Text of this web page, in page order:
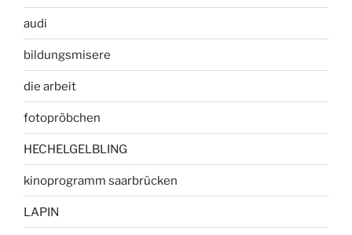
audi
bildungsmisere
die arbeit
fotopröbchen
HECHELGELBLING
kinoprogramm saarbrücken
LAPIN